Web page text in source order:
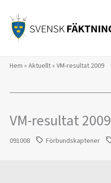
innehåll
Hem » Aktuellt» VM-resultat 2009
VM-resultat 2009
091008 Förbundskaptener